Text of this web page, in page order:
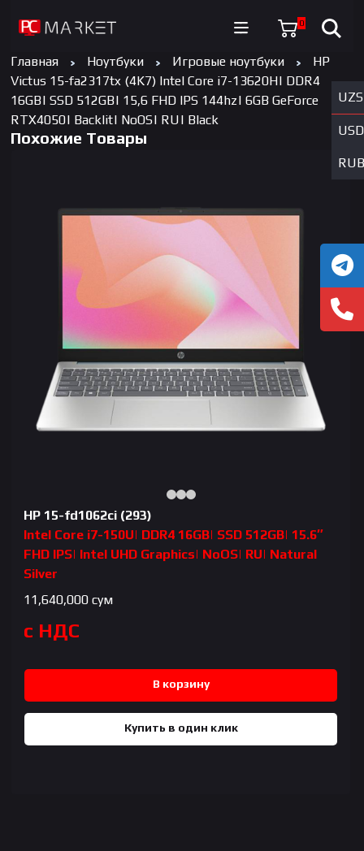
0
UZS
USD
RUB
Главная Ноутбуки Игровые ноутбуки
HP
Victus 15-fa2317tx (4K7) Intel Core i7-13620H| DDR4
16GB| SSD 512GB| 15,6 FHD IPS 144hz| 6GB GeForce
RTX4050| Backlit| NoOS| RU| Black
Похожие Товары
HP 15-fd1062ci (293)
Intel Core i7-150U| DDR4 16GB| SSD 512GB| 15.6″
FHD IPS| Intel UHD Graphics| NoOS| RU| Natural
Silver
11,640,000 сум
с НДС
В корзину
Купить в один клик